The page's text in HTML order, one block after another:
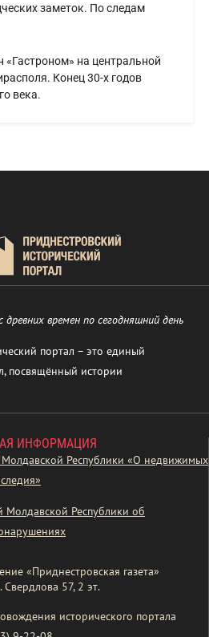
заметок. По следам
«Гастроном» на центральной
Конец 30-х годов
века.
времен по сегодняшний день
портал – это единый
посвящённый истории
ИНФОРМАЦИЯ
Республики «О недвижимых
Молдавской Республики об
«Приднестровская газета»
Свердлова 57, 2 эт.
исторического портала